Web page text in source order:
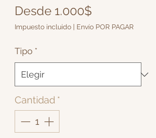
Desde 1.000$Precio
de
Impuesto incluido Envío POR PAGAR
Tipo *
Cantidad *